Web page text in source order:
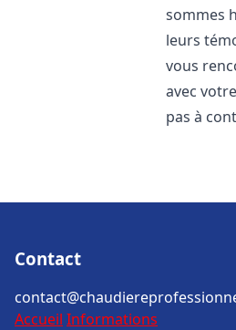
sommes
leurs
vous
avec
pas à
Contact
Accueil Informations